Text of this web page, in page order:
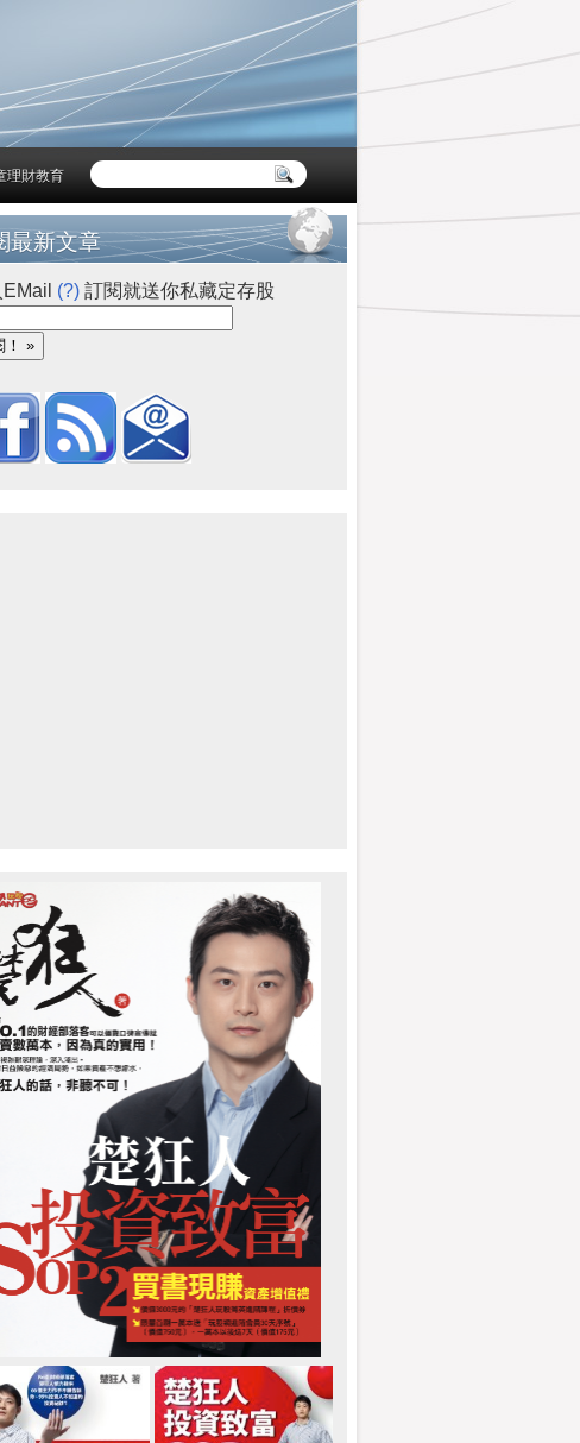
理財教育
最新文章
(?) 訂閱就送你私藏定存股